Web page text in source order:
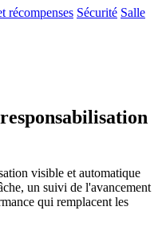
récompenses Sécurité Salle
visible et automatique
un suivi de l'avancement
qui remplacent les